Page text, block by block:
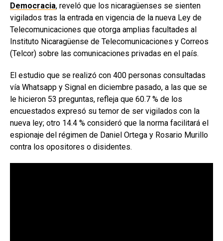
Democracia, reveló que los nicaragüenses se sienten
vigilados tras la entrada en vigencia de la nueva Ley de
Telecomunicaciones que otorga amplias facultades al
Instituto Nicaragüense de Telecomunicaciones y Correos
(Telcor) sobre las comunicaciones privadas en el país.
El estudio que se realizó con 400 personas consultadas
vía Whatsapp y Signal en diciembre pasado, a las que se
le hicieron 53 preguntas, refleja que 60.7 % de los
encuestados expresó su temor de ser vigilados con la
nueva ley; otro 14.4 % consideró que la norma facilitará el
espionaje del régimen de Daniel Ortega y Rosario Murillo
contra los opositores o disidentes.